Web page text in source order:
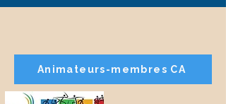
Animateurs-membres CA